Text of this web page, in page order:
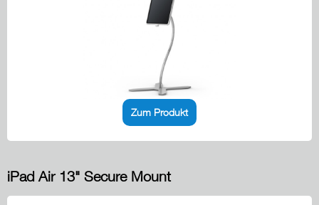
Zum Produkt
iPad Air 13" Secure Mount